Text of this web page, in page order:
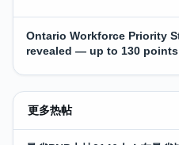
Ontario Workforce Priority
revealed — up to 130
更多热帖